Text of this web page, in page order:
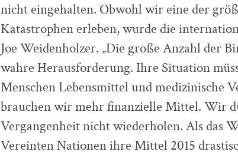
nicht eingehalten. Obwohl wir eine der
Katastrophen erleben, wurde die
Joe Weidenholzer. „Die große Anzahl der
wahre Herausforderung. Ihre Situation
Menschen Lebensmittel und medizinische
brauchen wir mehr finanzielle Mittel. Wir
Vergangenheit nicht wiederholen. Als das
Vereinten Nationen ihre Mittel 2015